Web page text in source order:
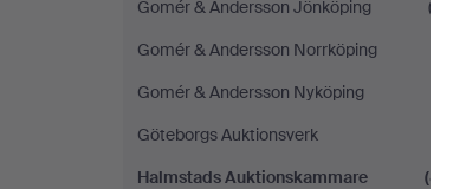
Gomér & Andersson Jönköping
(2)
Gomér & Andersson Norrköping
Gomér & Andersson Nyköping
Göteborgs Auktionsverk
Halmstads Auktionskammare
(8)